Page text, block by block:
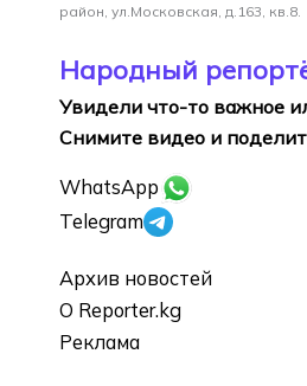
район, ул.Московская, д.163, кв.8.
Народный
Увидели что-то важное
Снимите видео и
WhatsApp
Telegram
Архив новостей
О Reporter.kg
Реклама